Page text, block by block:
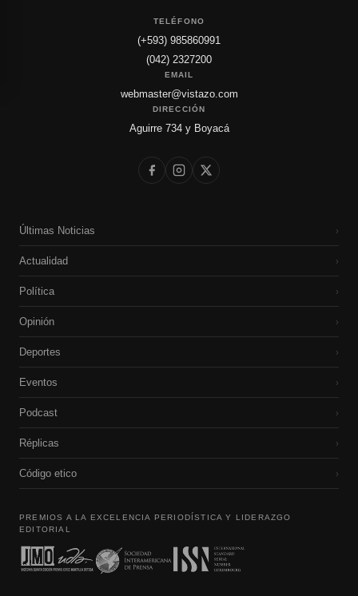
TELÉFONO
(+593) 985860991
(042) 2327200
EMAIL
webmaster@vistazo.com
DIRECCIÓN
Aguirre 734 y Boyacá
Últimas Noticias ›
Actualidad ›
Política ›
Opinión ›
Deportes ›
Eventos ›
Podcast ›
Réplicas ›
Código etico ›
PREMIOS A LA EXCELENCIA PERIODÍSTICA Y LIDERAZGO
EDITORIAL